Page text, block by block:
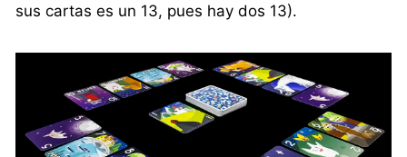
sus cartas es un 13, pues hay dos 13).